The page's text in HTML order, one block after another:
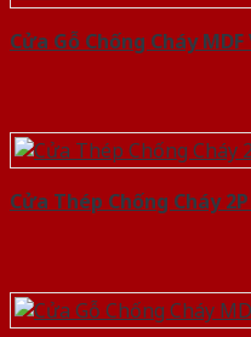
Cửa Gỗ Chống Cháy
Cửa Thép Chống Cháy